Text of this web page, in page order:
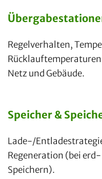
Regelverhalten,
Netz und Gebäude.
Speicher &
Lade-/
Regeneration (bei
Speichern).